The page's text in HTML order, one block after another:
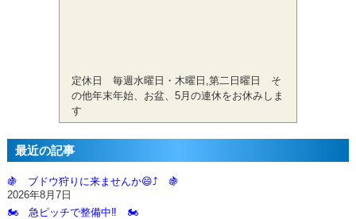
定休日 毎週水曜日・木曜日,第二日曜日 そ
の他年末年始、お盆、5月の連休をお休みしま
す
最近の記事
🍇 ブドウ狩りに来ませんか😄⤴️ 🍇
2026年8月7日
🏍️ 急ピッチで整備中‼️ 🏍️